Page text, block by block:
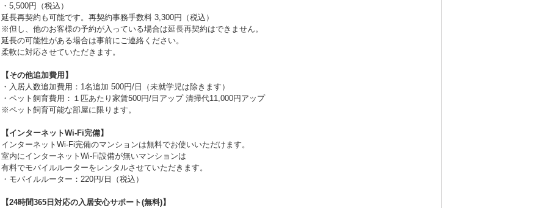
・5,500円（税込）
延長再契約も可能です。再契約事務手数料 3,300円（税込）
※但し、他のお客様の予約が入っている場合は延長再契約はできません。
延長の可能性がある場合は事前にご連絡ください。
柔軟に対応させていただきます。
【その他追加費用】
・入居人数追加費用：1名追加 500円/日（未就学児は除きます）
・ペット飼育費用：１匹あたり家賃500円/日アップ 清掃代11,000円アップ
※ペット飼育可能な部屋に限ります。
【インターネットWi-Fi完備】
インターネットWi-Fi完備のマンションは無料でお使いいただけます。
室内にインターネットWi-Fi設備が無いマンションは
有料でモバイルルーターをレンタルさせていただきます。
・モバイルルーター：220円/日（税込）
【24時間365日対応の入居安心サポート(無料)】